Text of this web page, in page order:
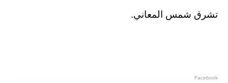
تشرق شمس المعاني.
Facebook